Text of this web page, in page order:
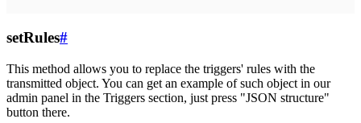
setRules#
This method allows you to replace the triggers' rules with the
transmitted object. You can get an example of such object in our
admin panel in the Triggers section, just press "JSON structure"
button there.